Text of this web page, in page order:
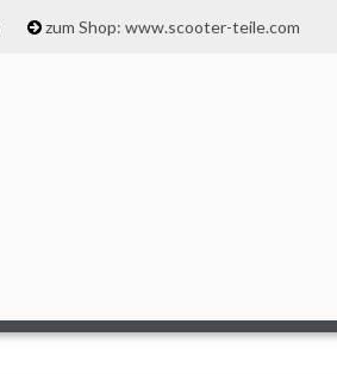
zum Shop: www.scooter-teile.com